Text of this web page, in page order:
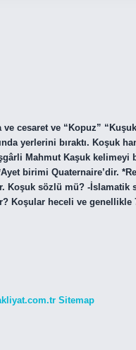
cesaret ve “Kopuz”
yerlerini bıraktı. Koşuk
Mahmut Kaşuk kelimeyi
birimi Quaternaire’dir.
Koşuk sözlü mü? -
Koşular heceli ve genellikle
Sitemap